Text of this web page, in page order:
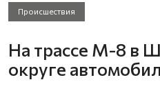
Происшествия
На трассе М-8 в
округе